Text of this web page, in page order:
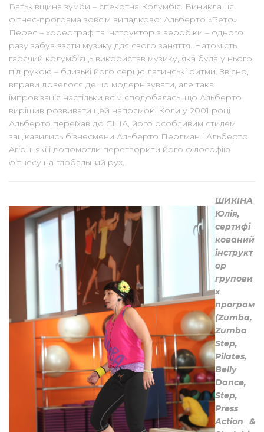
Батьківщина зумби – спекотна Колумбія. Виникла ця
фітнес-програма зовсім випадково: Альберто «Бето»
Перес – хореограф та інструктор з аеробіки – одного
разу забув взяти музику для свого заняття. Натомість
гарячий колумбієць використав музику, яка була у нього
під рукою – близькі його серцю латинські ритми. Звісно,
вправи довелося дещо модернізувати, але така
імпровізація настільки всім сподобалась, що Альберто
вирішив розвивати цей напрямок. Коли у 2001 році
Альберто переїхав до США, його особливим стилем
зацікавились бізнесмени Альберто Перлман і Альберто
Агіон, які і допомогли перетворити його філософію
фітнесу на глобальний рух.
ШИКІНА
Юлія,
сертифі
кований
інструкт
ор
групови
х
програм
(Zumba,
Zumba
Step,
Pilates,
Belly
Dance,
Step,
Press
Action &